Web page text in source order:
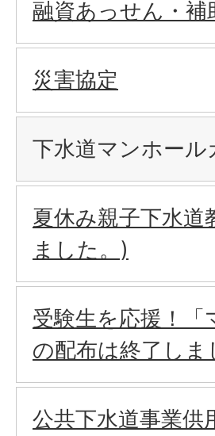
融資あっせん・補
災害協定
下水道マンホー
夏休み親子下水
ました。)
受験生を応援！
の配布は終了しま
公共下水道事業